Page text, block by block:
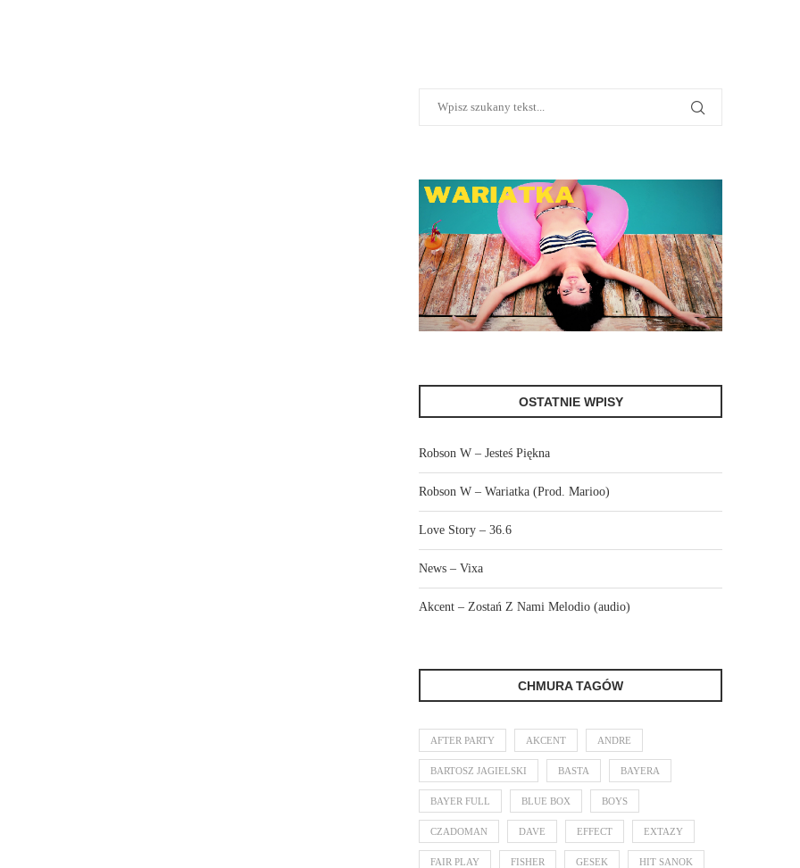
OSTATNIE WPISY
Robson W – Jesteś Piękna
Robson W – Wariatka (Prod. Marioo)
Love Story – 36.6
News – Vixa
Akcent – Zostań Z Nami Melodio (audio)
CHMURA TAGÓW
AFTER PARTY AKCENT ANDRE
BARTOSZ JAGIELSKI BASTA BAYERA
BAYER FULL BLUE BOX BOYS
CZADOMAN DAVE EFFECT EXTAZY
FAIR PLAY FISHER GESEK HIT SANOK